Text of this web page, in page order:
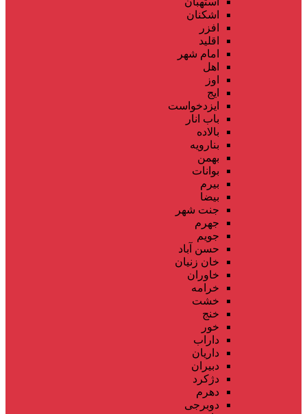
اشکنان
افزر
اقلید
امام شهر
اهل
اوز
ایج
ایزدخواست
باب انار
بالاده
بنارویه
بهمن
بوانات
بیرم
بیضا
جنت شهر
جهرم
جویم
حسن آباد
خان زنیان
خاوران
خرامه
خشت
خنج
خور
داراب
داریان
دبیران
دژکرد
دهرم
دوبرجی